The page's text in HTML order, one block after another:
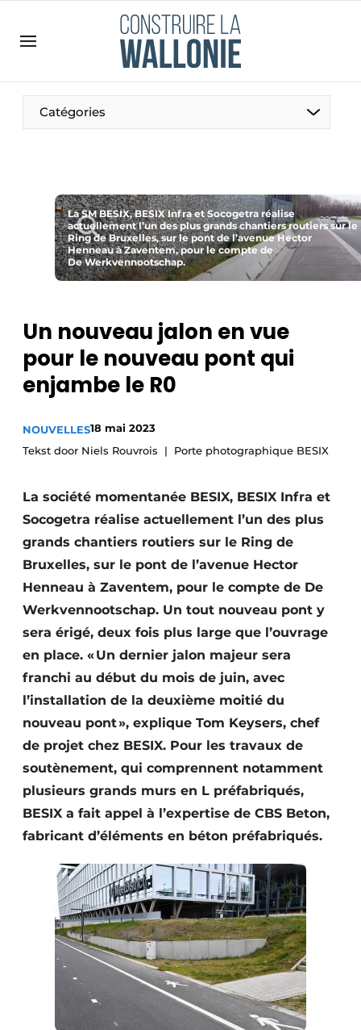
Emploi
Enregistrer une offre d’emploi
Meest gelezen
Newsletter
Podcasts
S’inscrire à l’événement
S’inscrire
Termes et conditions
Catégories
Contrôle d’accès
Éclairage
Fondations
Façades
Géotextiles
Infrastructures souterraines et égouttage
Protection solaire
Rénovation
Sécurité incendie
Techniques ferroviaires
Travaux ferroviaires
La SM BESIX, BESIX Infra et Socogetra réalise
actuellement l’un des plus grands chantiers routiers sur le
Ring de Bruxelles, sur le pont de l’avenue Hector
Henneau à Zaventem, pour le compte de
De Werkvennootschap.
Un nouveau jalon en vue
pour le nouveau pont qui
enjambe le R0
NOUVELLES18 mai 2023
Tekst door Niels Rouvrois
Porte photographique BESIX
La société momentanée BESIX, BESIX Infra et
Socogetra réalise actuellement l’un des plus
grands chantiers routiers sur le Ring de
Bruxelles, sur le pont de l’avenue Hector
Henneau à Zaventem, pour le compte de De
Werkvennootschap. Un tout nouveau pont y
sera érigé, deux fois plus large que l’ouvrage
en place. « Un dernier jalon majeur sera
franchi au début du mois de juin, avec
l’installation de la deuxième moitié du
nouveau pont », explique Tom Keysers, chef
de projet chez BESIX. Pour les travaux de
soutènement, qui comprennent notamment
plusieurs grands murs en L préfabriqués,
BESIX a fait appel à l’expertise de CBS Beton,
fabricant d’éléments en béton préfabriqués.